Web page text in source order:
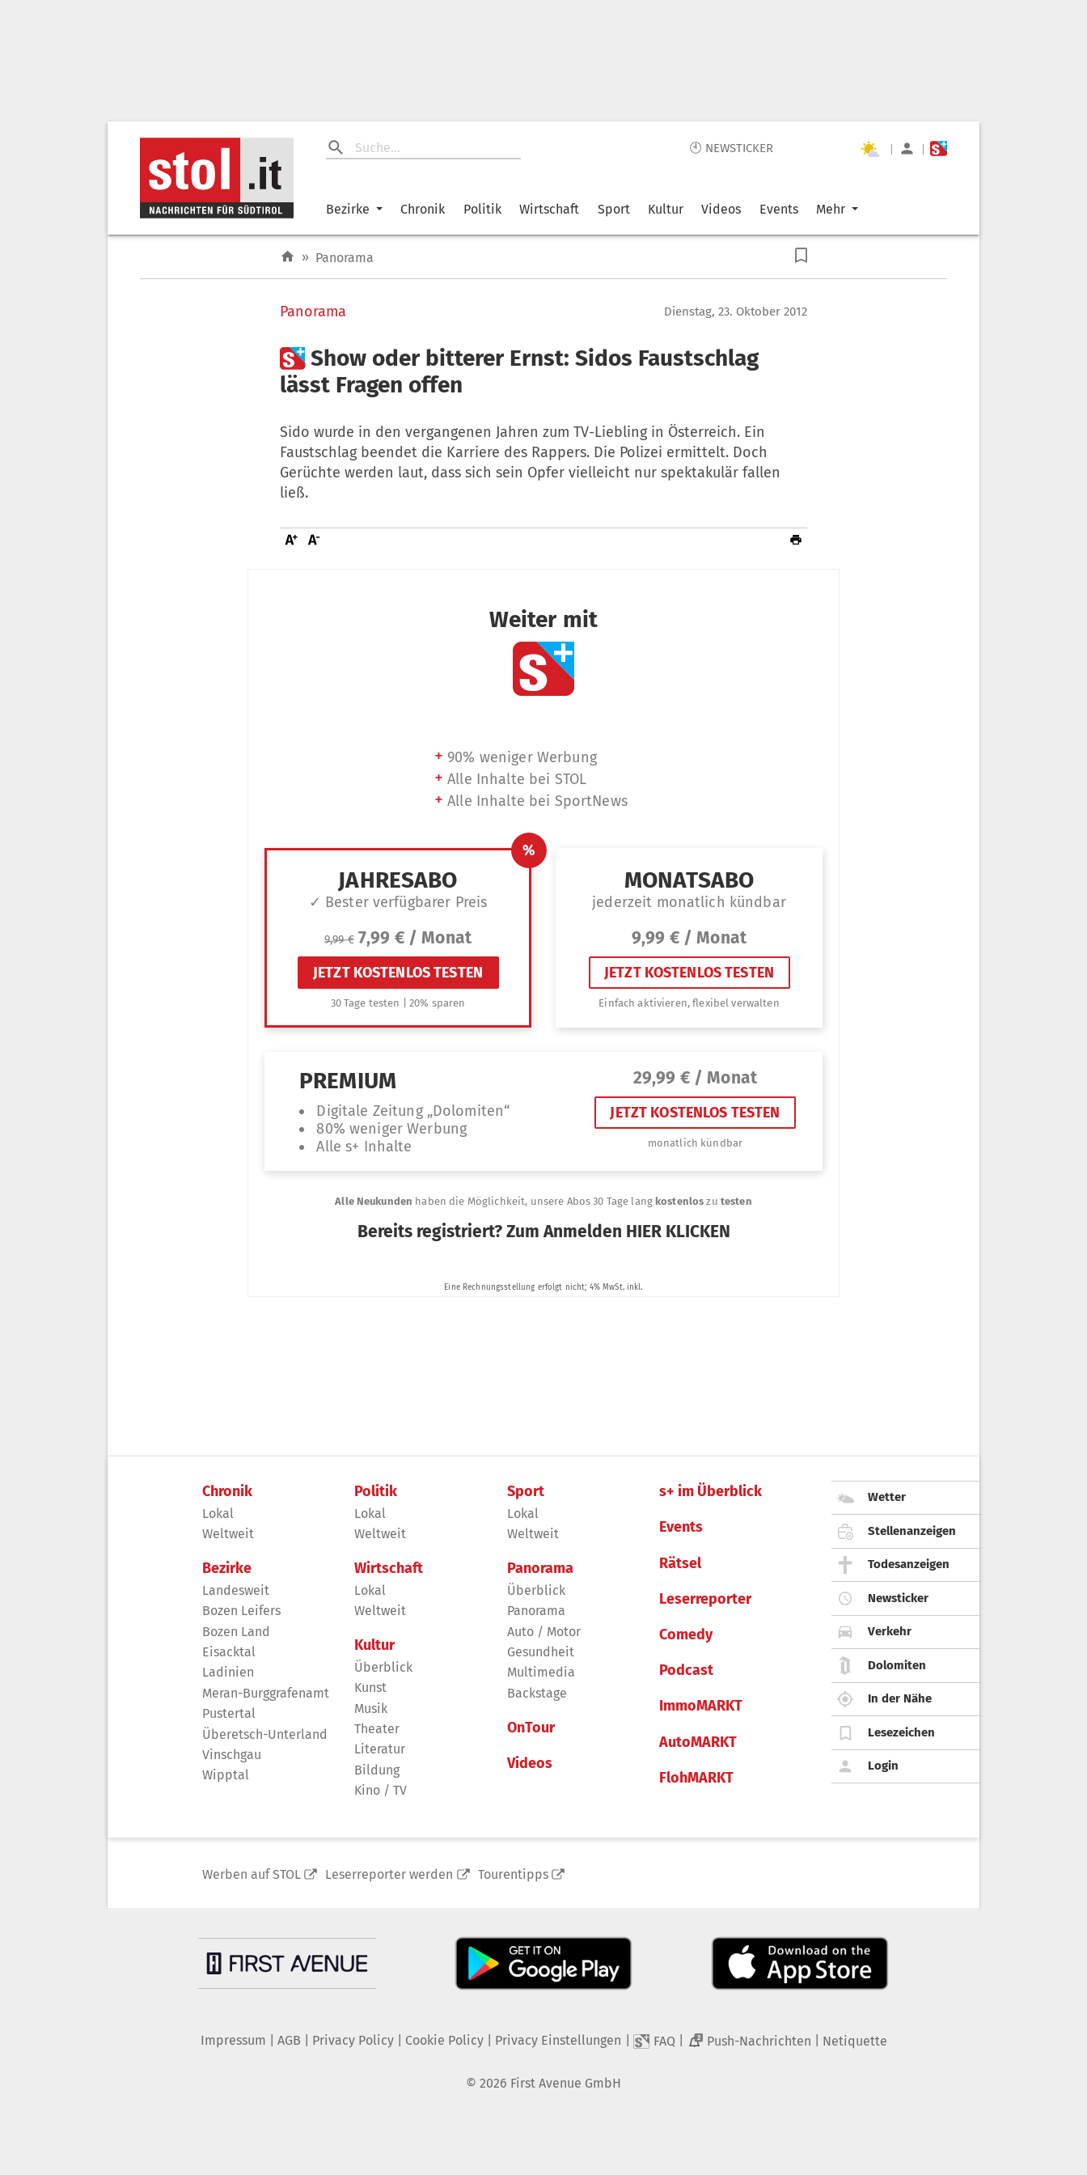
🕙 NEWSTICKER | |
Bezirke Chronik Politik Wirtschaft Sport Kultur Videos Events Mehr
» Panorama
Panorama Dienstag, 23. Oktober 2012
Show oder bitterer Ernst: Sidos Faustschlag
lässt Fragen offen
Sido wurde in den vergangenen Jahren zum TV-Liebling in Österreich. Ein
Faustschlag beendet die Karriere des Rappers. Die Polizei ermittelt. Doch
Gerüchte werden laut, dass sich sein Opfer vielleicht nur spektakulär fallen
ließ.
Chronik
Lokal
Weltweit
Bezirke
Landesweit
Bozen Leifers
Bozen Land
Eisacktal
Ladinien
Meran-Burggrafenamt
Pustertal
Überetsch-Unterland
Vinschgau
Wipptal
Politik
Lokal
Weltweit
Wirtschaft
Lokal
Weltweit
Kultur
Überblick
Kunst
Musik
Theater
Literatur
Bildung
Kino / TV
Sport
Lokal
Weltweit
Panorama
Überblick
Panorama
Auto / Motor
Gesundheit
Multimedia
Backstage
OnTour
Videos
s+ im Überblick
Events
Rätsel
Leserreporter
Comedy
Podcast
ImmoMARKT
AutoMARKT
FlohMARKT
Wetter
Stellenanzeigen
Todesanzeigen
Newsticker
Verkehr
Dolomiten
In der Nähe
Lesezeichen
Login
Werben auf STOL Leserreporter werden Tourentipps
Impressum AGB Privacy Policy| Cookie Policy| Privacy Einstellungen FAQ 2 Push-Nachrichten Netiquette
© 2026 First Avenue GmbH